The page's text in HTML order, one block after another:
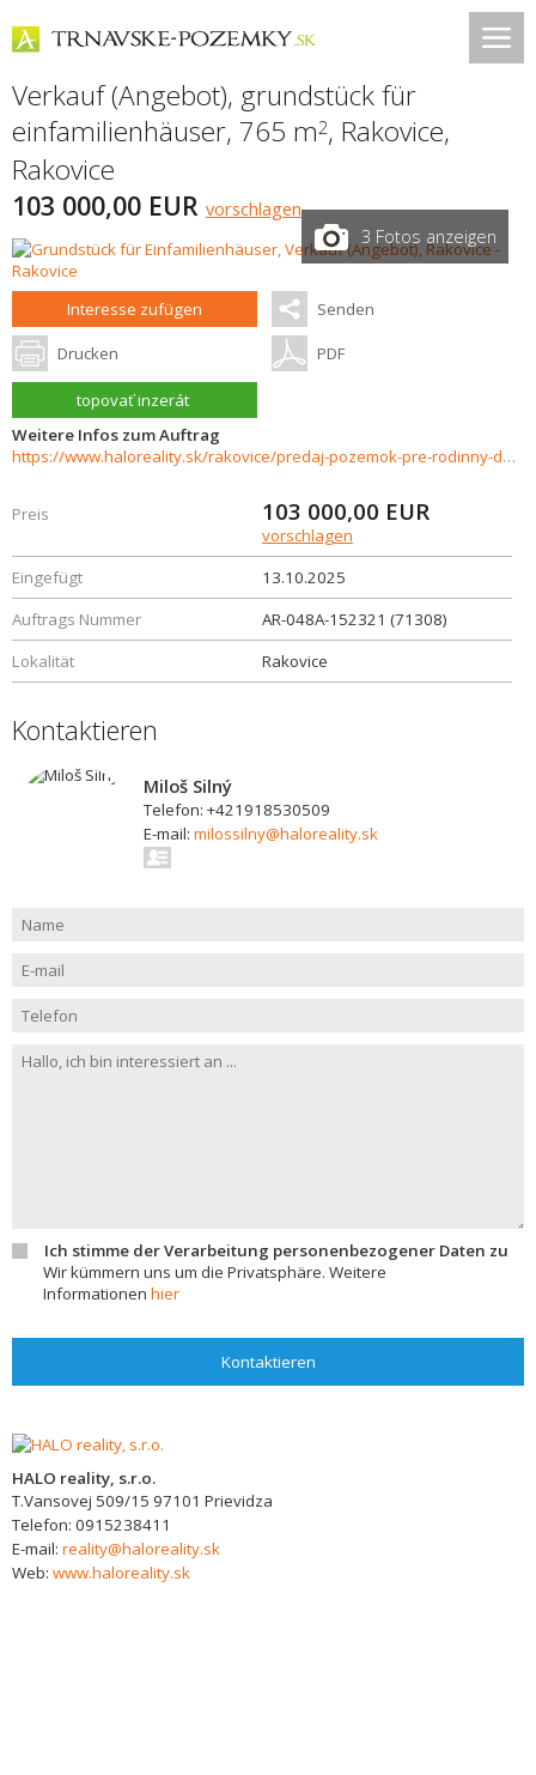
Verkauf (Angebot), grundstück für
einfamilienhäuser, 765 m2, Rakovice,
Rakovice
103 000,00 EUR vorschlagen
3 Fotos anzeigen
Interesse zufügen Senden
Drucken PDF
topovať inzerát
Weitere Infos zum Auftrag
https://www.haloreality.sk/rakovice/predaj-pozemok-pre-rodinny-dom---765-m2-rakovice/71308
Preis 103 000,00 EUR
vorschlagen
Eingefügt
13.10.2025
Auftrags Nummer
AR-048A-152321 (71308)
Lokalität
Rakovice
Kontaktieren
Miloš Silný
Telefon: +421918530509
E-mail: milossilny@haloreality.sk
Ich stimme der Verarbeitung personenbezogener Daten zu
Wir kümmern uns um die Privatsphäre. Weitere
Informationen hier
Kontaktieren
HALO reality, s.r.o.
T.Vansovej 509/15 97101 Prievidza
Telefon: 0915238411
E-mail: reality@haloreality.sk
Web: www.haloreality.sk